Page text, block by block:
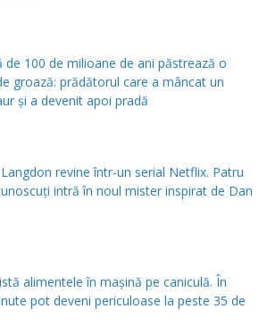
de 100 de milioane de ani păstrează o
groază: prădătorul care a mâncat un
și a devenit apoi pradă
revine într-un serial Netflix. Patru
intră în noul mister inspirat de Dan
alimentele în mașină pe caniculă. În
pot deveni periculoase la peste 35 de